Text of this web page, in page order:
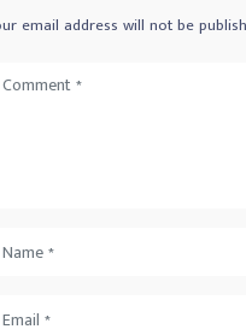
email address will not be